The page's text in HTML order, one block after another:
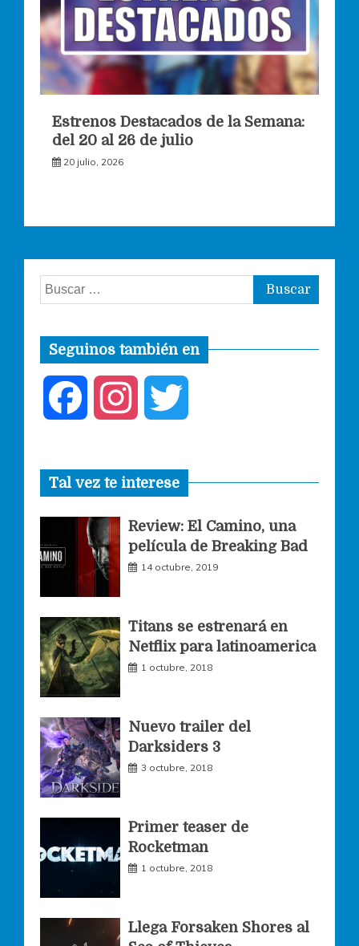
Estrenos Destacados de la Semana:
del 20 al 26 de julio
20 julio, 2026
Buscar:
Seguinos también en
c
e
b
o
o
s
t
a
g
m
i
t
t
r
Tal vez te interese
Review: El Camino, una
película de Breaking Bad
14 octubre, 2019
Titans se estrenará en
Netflix para latinoamerica
1 octubre, 2018
Nuevo trailer del
Darksiders 3
3 octubre, 2018
Primer teaser de
Rocketman
1 octubre, 2018
Llega Forsaken Shores al